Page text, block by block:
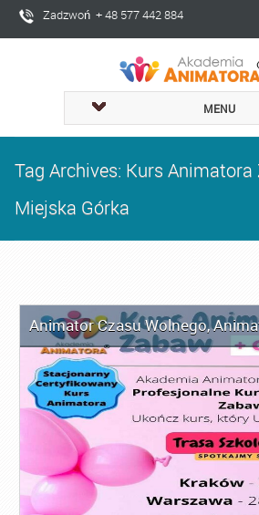
Zadzwoń + 48 577 442 884
MENU
Tag Archives: Kurs Animatora
Miejska Górka
Animator Czasu Wolnego,